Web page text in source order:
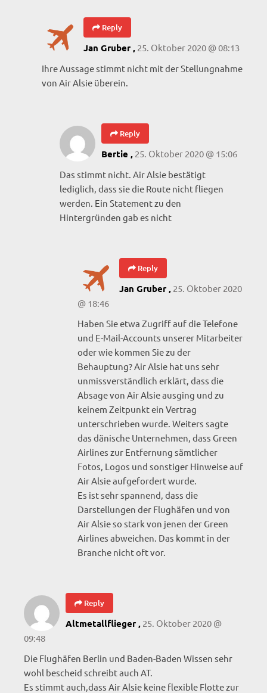
Reply
Jan Gruber , 25. Oktober 2020 @ 08:13
Ihre Aussage stimmt nicht mit der Stellungnahme
von Air Alsie überein.
Reply
Bertie , 25. Oktober 2020 @ 15:06
Das stimmt nicht. Air Alsie bestätigt
lediglich, dass sie die Route nicht fliegen
werden. Ein Statement zu den
Hintergründen gab es nicht
Reply
Jan Gruber , 25. Oktober 2020
@ 18:46
Haben Sie etwa Zugriff auf die Telefone
und E-Mail-Accounts unserer Mitarbeiter
oder wie kommen Sie zu der
Behauptung? Air Alsie hat uns sehr
unmissverständlich erklärt, dass die
Absage von Air Alsie ausging und zu
keinem Zeitpunkt ein Vertrag
unterschrieben wurde. Weiters sagte
das dänische Unternehmen, dass Green
Airlines zur Entfernung sämtlicher
Fotos, Logos und sonstiger Hinweise auf
Air Alsie aufgefordert wurde.
Es ist sehr spannend, dass die
Darstellungen der Flughäfen und von
Air Alsie so stark von jenen der Green
Airlines abweichen. Das kommt in der
Branche nicht oft vor.
Reply
Altmetallflieger , 25. Oktober 2020 @
09:48
Die Flughäfen Berlin und Baden-Baden Wissen sehr
wohl bescheid schreibt auch AT.
Es stimmt auch,dass Air Alsie keine flexible Flotte zur